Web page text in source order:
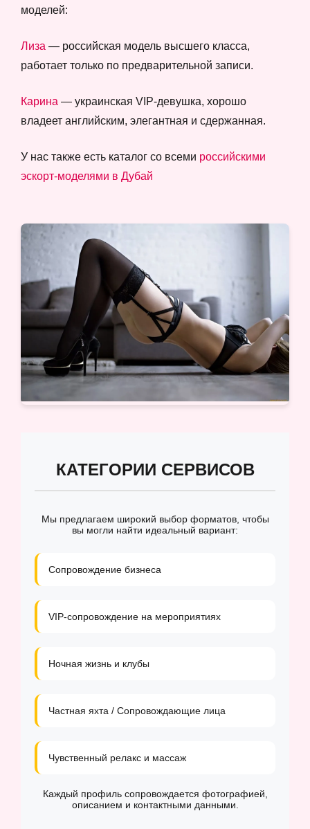
моделей:
Лиза — российская модель высшего класса,
работает только по предварительной записи.
Карина — украинская VIP-девушка, хорошо
владеет английским, элегантная и сдержанная.
У нас также есть каталог со всеми российскими
эскорт-моделями в Дубай
КАТЕГОРИИ СЕРВИСОВ
Мы предлагаем широкий выбор форматов, чтобы
вы могли найти идеальный вариант:
Сопровождение бизнеса
VIP-сопровождение на мероприятиях
Ночная жизнь и клубы
Частная яхта / Сопровождающие лица
Чувственный релакс и массаж
Каждый профиль сопровождается фотографией,
описанием и контактными данными.